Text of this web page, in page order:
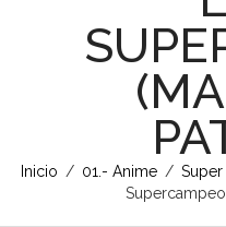
Inicio / 01.- Anime /